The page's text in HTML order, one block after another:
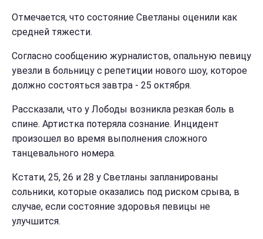
Отмечается, что состояние Светланы оценили как
средней тяжести.
Согласно сообщению журналистов, опальную певицу
увезли в больницу с репетиции нового шоу, которое
должно состояться завтра - 25 октября.
Рассказали, что у Лободы возникла резкая боль в
спине. Артистка потеряла сознание. Инцидент
произошел во время выполнения сложного
танцевального номера.
Кстати, 25, 26 и 28 у Светланы запланированы
сольники, которые оказались под риском срыва, в
случае, если состояние здоровья певицы не
улучшится.